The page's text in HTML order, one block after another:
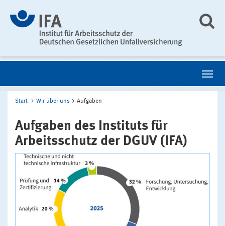
Start Wir über uns Aufgaben
Aufgaben des Instituts für
Arbeitsschutz der DGUV (IFA)